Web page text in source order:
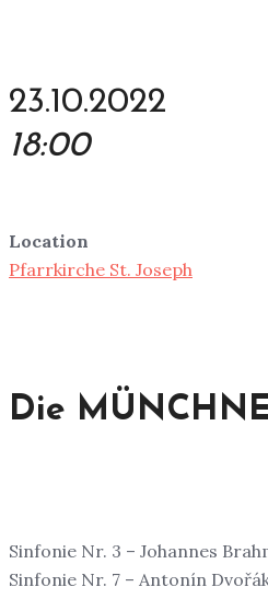
23.10.2022
18:00
Location
Pfarrkirche St. Joseph
Die
Sinfonie Nr. 3 – Johannes
Sinfonie Nr. 7 – Antonín